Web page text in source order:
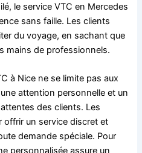
le service VTC en Mercedes
sans faille. Les clients
du voyage, en sachant que
mains de professionnels.
à Nice ne se limite pas aux
attention personnelle et un
des clients. Les
un service discret et
demande spéciale. Pour
personnalisée assure un